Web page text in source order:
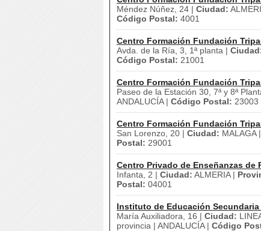
Méndez Núñez, 24 | Ciudad:
Código Postal: 4001
Centro Formación Fundación
Avda. de la Ría, 3, 1ª planta |
Código Postal: 21001
Centro Formación Fundación
Paseo de la Estación 30, 7ª y 8ª
ANDALUCÍA | Código Postal: 23003
Centro Formación Fundación
San Lorenzo, 20 | Ciudad: MALAGA |
Postal: 29001
Centro Privado de Enseñanzas de
Infanta, 2 | Ciudad: ALMERIA |
Postal: 04001
Instituto de Educación Secundaria
María Auxiliadora, 16 | Ciudad:
provincia | ANDALUCÍA | Código